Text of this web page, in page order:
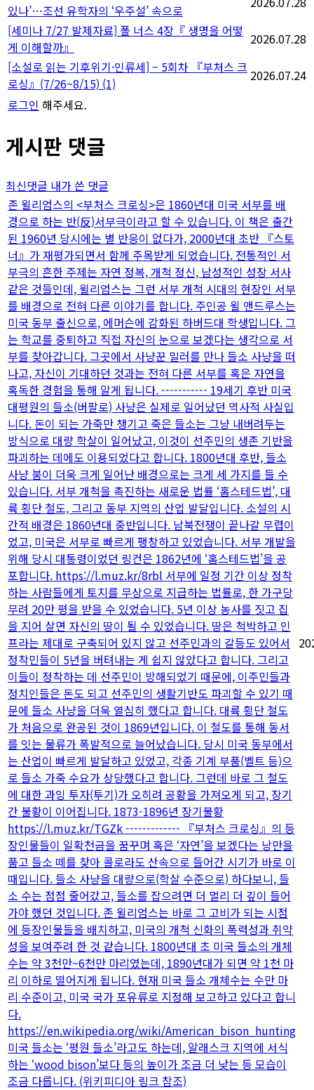
있나’…조선 유학자의 ‘우주설’ 속으로
[세미나 7/27 발제자료] 폴 너스 4장『 생명을 어떻
게 이해할까』
2026.07.28
[소설로 읽는 기후위기·인류세] – 5회차 『부처스 크
로싱』(7/26~8/15) (1)
2026.07.24
로그인 해주세요.
게시판 댓글
최신댓글 내가 쓴 댓글
존 윌리엄스의 <부처스 크로싱>은 1860년대 미국 서부를 배
경으로 하는 반(反)서부극이라고 할 수 있습니다. 이 책은 출간
된 1960년 당시에는 별 반응이 없다가, 2000년대 초반 『스토
너』가 재평가되면서 함께 주목받게 되었습니다. 전통적인 서
부극의 흔한 주제는 자연 정복, 개척 정신, 남성적인 성장 서사
같은 것들인데, 윌리엄스는 그런 서부 개척 시대의 현장인 서부
를 배경으로 전혀 다른 이야기를 합니다. 주인공 윌 앤드루스는
미국 동부 출신으로, 에머슨에 감화된 하버드대 학생입니다. 그
는 학교를 중퇴하고 직접 자신의 눈으로 보겠다는 생각으로 서
부를 찾아갑니다. 그곳에서 사냥꾼 밀러를 만나 들소 사냥을 떠
나고, 자신이 기대하던 것과는 전혀 다른 서부를 혹은 자연을
혹독한 경험을 통해 알게 됩니다. ----------- 19세기 후반 미국
대평원의 들소(버팔로) 사냥은 실제로 일어났던 역사적 사실입
니다. 돈이 되는 가죽만 챙기고 죽은 들소는 그냥 내버려두는
방식으로 대량 학살이 일어났고, 이것이 선주민의 생존 기반을
파괴하는 데에도 이용되었다고 합니다. 1800년대 후반, 들소
사냥 붐이 더욱 크게 일어난 배경으로는 크게 세 가지를 들 수
있습니다. 서부 개척을 촉진하는 새로운 법률 ‘홈스테드법’, 대
륙 횡단 철도, 그리고 동부 지역의 산업 발달입니다. 소설의 시
간적 배경은 1860년대 중반입니다. 남북전쟁이 끝나갈 무렵이
었고, 미국은 서부로 빠르게 팽창하고 있었습니다. 서부 개발을
위해 당시 대통령이었던 링컨은 1862년에 ‘홈스테드법’을 공
포합니다. https://l.muz.kr/8rbl 서부에 일정 기간 이상 정착
하는 사람들에게 토지를 무상으로 지급하는 법률로, 한 가구당
무려 20만 평을 받을 수 있었습니다. 5년 이상 농사를 짓고 집
을 지어 살면 자신의 땅이 될 수 있었습니다. 땅은 척박하고 인
프라는 제대로 구축되어 있지 않고 선주민과의 갈등도 있어서
정착민들이 5년을 버텨내는 게 쉽지 않았다고 합니다. 그리고
이들이 정착하는 데 선주민이 방해되었기 때문에, 이주민들과
정치인들은 돈도 되고 선주민의 생활기반도 파괴할 수 있기 때
문에 들소 사냥을 더욱 열심히 했다고 합니다. 대륙 횡단 철도
가 처음으로 완공된 것이 1869년입니다. 이 철도를 통해 동서
를 잇는 물류가 폭발적으로 늘어났습니다. 당시 미국 동부에서
는 산업이 빠르게 발달하고 있었고, 각종 기계 부품(벨트 등)으
로 들소 가죽 수요가 상당했다고 합니다. 그런데 바로 그 철도
에 대한 과잉 투자(투기)가 오히려 공황을 가져오게 되고, 장기
간 불황이 이어집니다. 1873-1896년 장기불황
https://l.muz.kr/TGZk ------------- 『부처스 크로싱』의 등
장인물들이 일확천금을 꿈꾸며 혹은 ‘자연’을 보겠다는 낭만을
품고 들소 떼를 찾아 콜로라도 산속으로 들어간 시기가 바로 이
때입니다. 들소 사냥을 대량으로(학살 수준으로) 하다보니, 들
소 수는 점점 줄어갔고, 들소를 잡으려면 더 멀리 더 깊이 들어
가야 했던 것입니다. 존 윌리엄스는 바로 그 고비가 되는 시점
에 등장인물들을 배치하고, 미국의 개척 신화의 폭력성과 취약
성을 보여주려 한 것 같습니다. 1800년대 초 미국 들소의 개체
수는 약 3천만~6천만 마리였는데, 1890년대가 되면 약 1천 마
리 이하로 떨어지게 됩니다. 현재 미국 들소 개체수는 수만 마
리 수준이고, 미국 국가 포유류로 지정해 보고하고 있다고 합니
다.
https://en.wikipedia.org/wiki/American_bison_hunting
미국 들소는 ‘평원 들소’라고도 하는데, 알래스크 지역에 서식
하는 ‘wood bison’보다 등의 높이가 조금 더 낮는 등 모습이
조금 다릅니다. (위키피디아 링크 참조)